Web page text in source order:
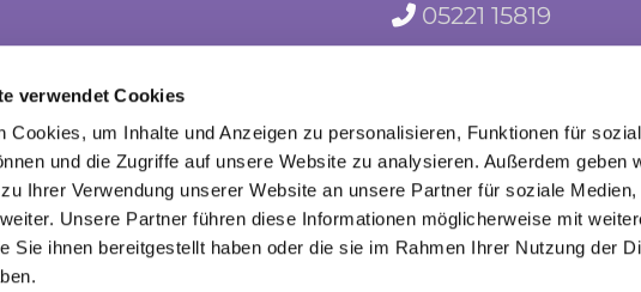
verwendet Cookies
Cookies, um Inhalte und Anzeigen zu personalisieren, Funktionen für
und die Zugriffe auf unsere Website zu analysieren. Außerdem geben
Ihrer Verwendung unserer Website an unsere Partner für soziale Medien,
Unsere Partner führen diese Informationen möglicherweise mit
Sie ihnen bereitgestellt haben oder die sie im Rahmen Ihrer Nutzung der
 05221 15819